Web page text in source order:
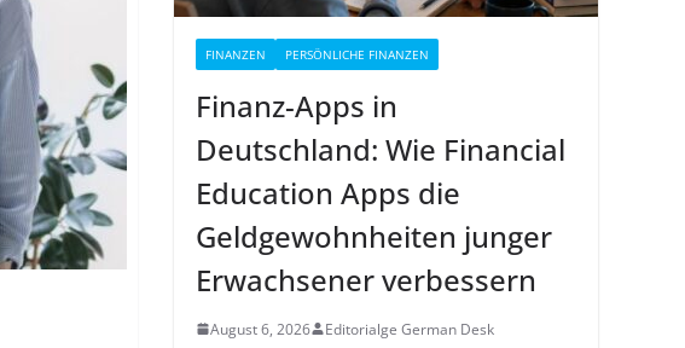
FINANZEN PERSÖNLICHE FINANZEN
Finanz-Apps in
Deutschland: Wie Financial
Education Apps die
Geldgewohnheiten junger
Erwachsener verbessern
August 6, 2026 Editorialge German Desk